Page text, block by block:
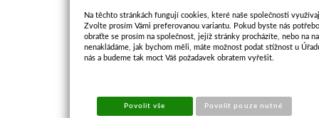
Na těchto stránkách fungují cookies, které naše společnosti
Zvolte prosím Vámi preferovanou variantu. Pokud byste nás
obraťte se prosím na společnost, jejíž stránky procházíte, nebo na
nenakládáme, jak bychom měli, máte možnost podat stížnost u
nás a budeme tak moct Váš požadavek obratem vyřešit.
Povolit vše Povolit pouze nutné